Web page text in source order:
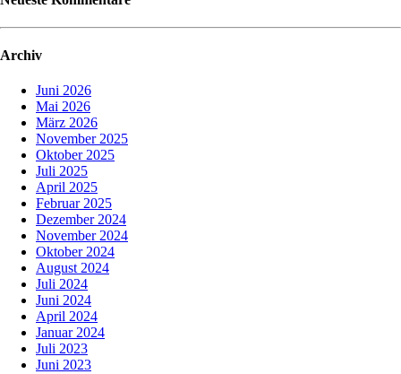
Archiv
Juni 2026
Mai 2026
März 2026
November 2025
Oktober 2025
Juli 2025
April 2025
Februar 2025
Dezember 2024
November 2024
Oktober 2024
August 2024
Juli 2024
Juni 2024
April 2024
Januar 2024
Juli 2023
Juni 2023